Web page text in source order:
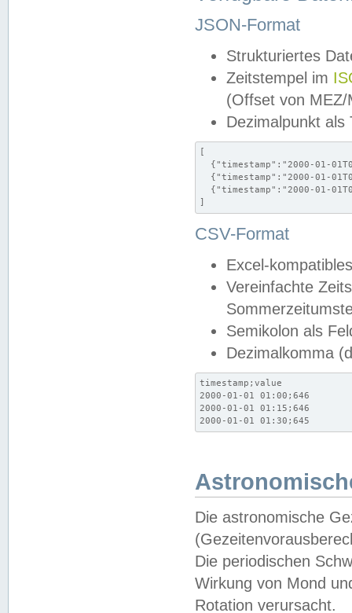
JSON-Format
Strukturiertes
Zeitstempel im
(Offset von MEZ/
Dezimalpunkt als
[
{"timestamp":"2000-01-
{"timestamp":"2000-01-
{"timestamp":"2000-01-
]
CSV-Format
Excel-
Vereinfachte
Semikolon als
Dezimalkomma
timestamp;value
2000-01-01 01:00;646
2000-01-01 01:15;646
2000-01-01 01:30;645
Die astronomische
Die periodischen
Wirkung von Mond
Rotation verursacht.